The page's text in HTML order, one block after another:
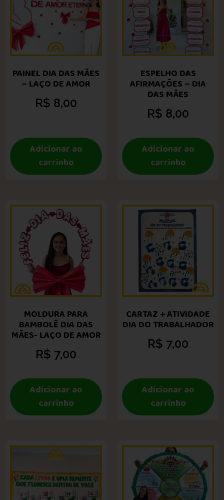
PAINEL DIA DAS MÃES
– LAÇO DE AMOR
R$ 8,00
Adicionar ao
carrinho
ESPELHO DAS
AFIRMAÇÕES – DIA
DAS MÃES
R$ 8,00
Adicionar ao
carrinho
MOLDURA PARA
BAMBOLÊ DIA DAS
MÃES- LAÇO DE AMOR
R$ 7,00
Adicionar ao
carrinho
CARTAZ + ATIVIDADE
DIA DO TRABALHADOR
R$ 7,00
Adicionar ao
carrinho